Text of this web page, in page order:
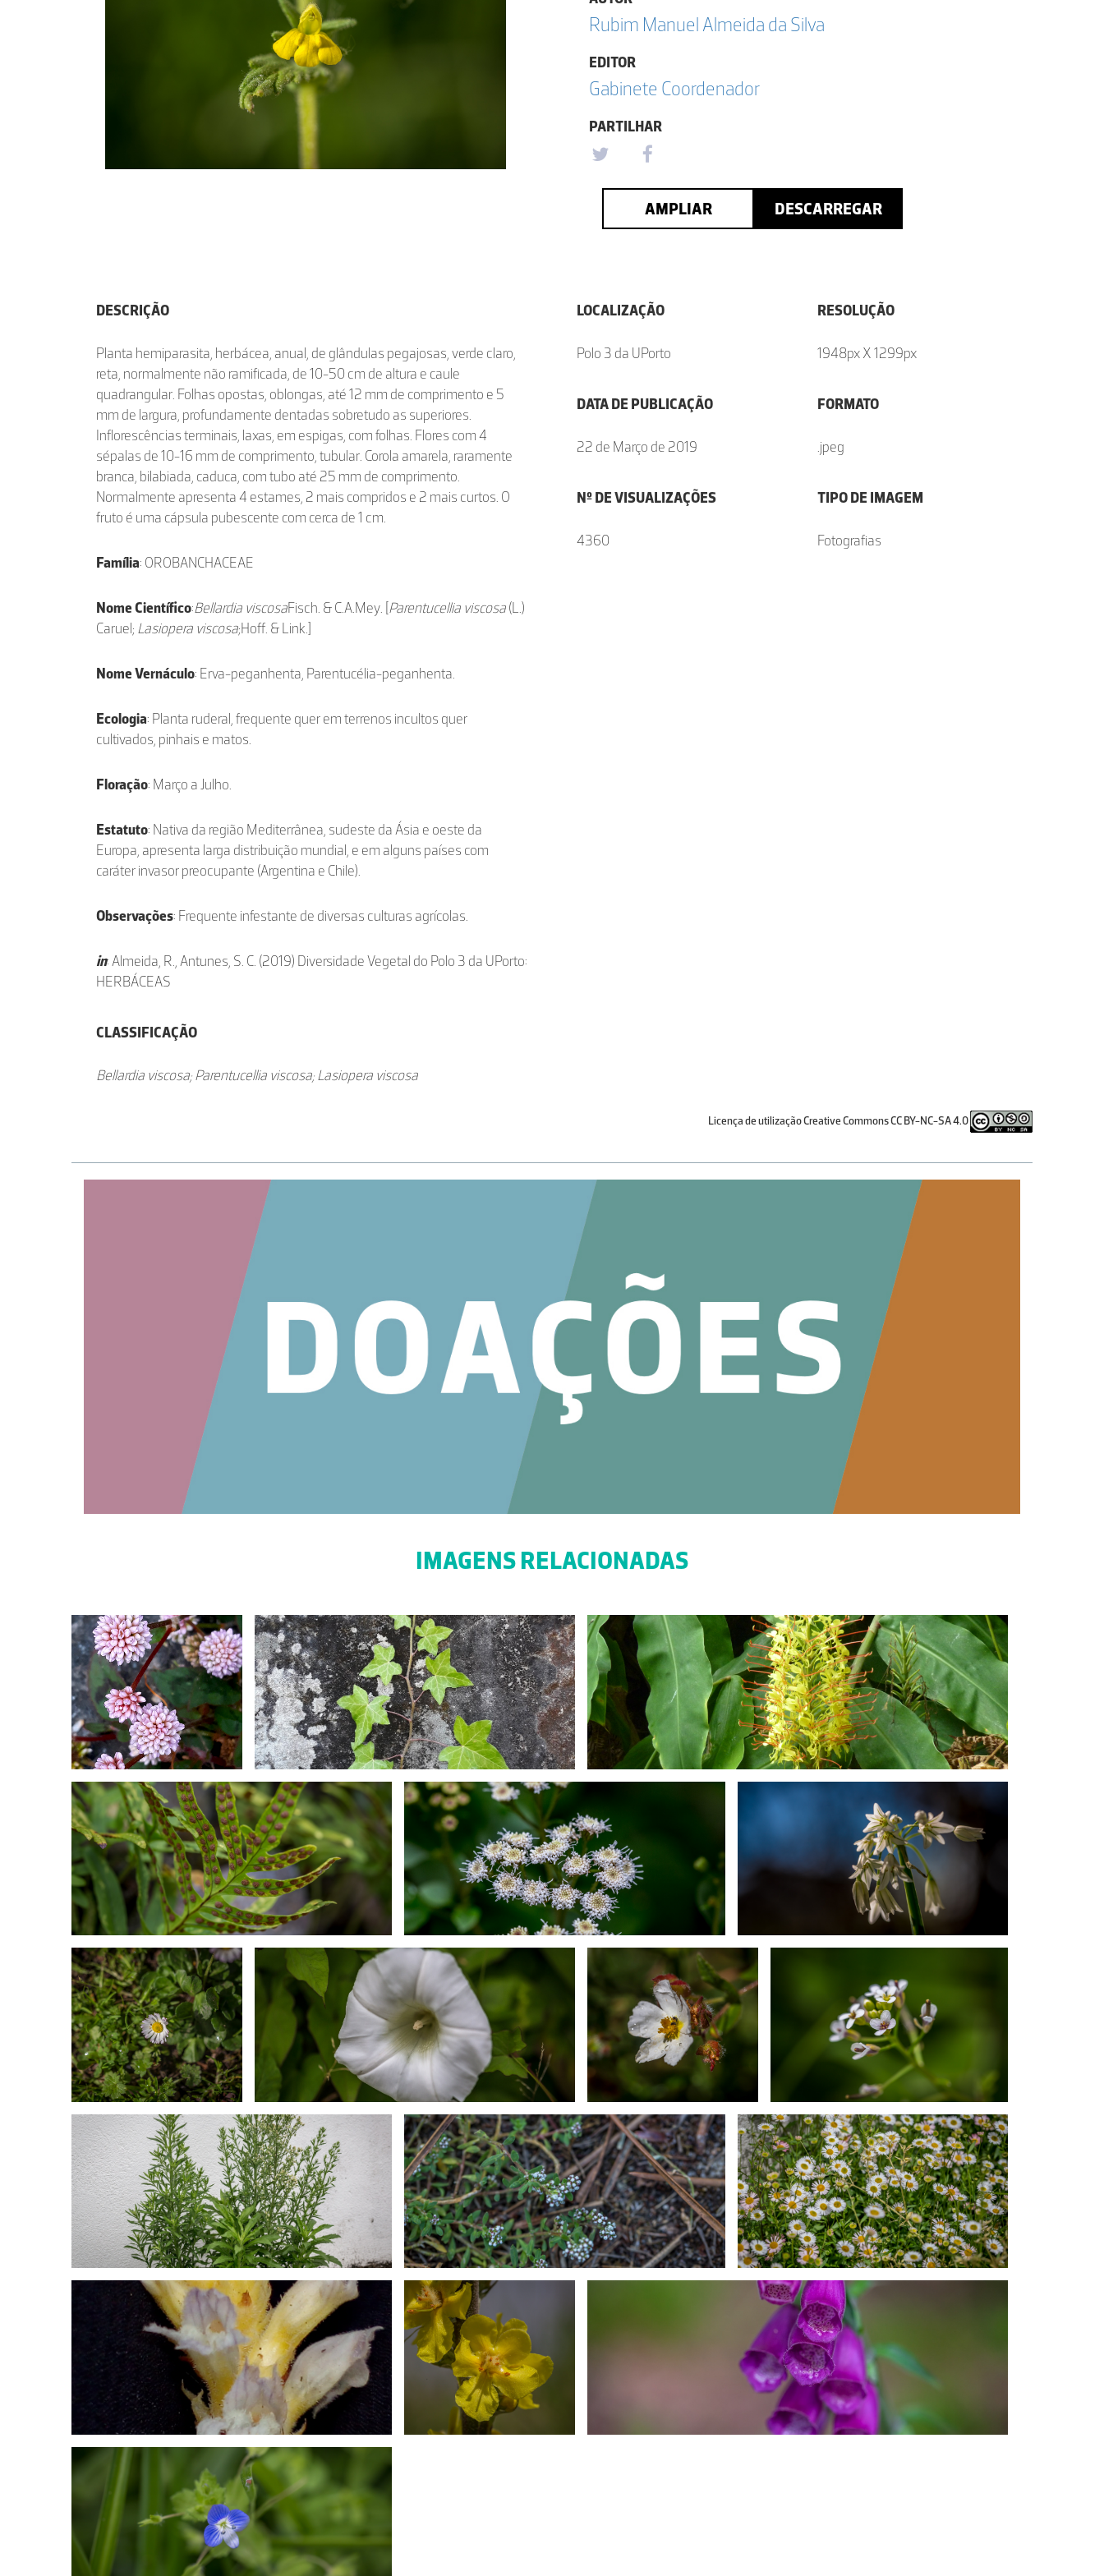
Rubim Manuel Almeida da Silva
EDITOR
Gabinete Coordenador
PARTILHAR
AMPLIAR DESCARREGAR
DESCRIÇÃO
Planta hemiparasita, herbácea, anual, de glândulas pegajosas, verde claro,
reta, normalmente não ramificada, de 10-50 cm de altura e caule
quadrangular. Folhas opostas, oblongas, até 12 mm de comprimento e 5
mm de largura, profundamente dentadas sobretudo as superiores.
Inflorescências terminais, laxas, em espigas, com folhas. Flores com 4
sépalas de 10-16 mm de comprimento, tubular. Corola amarela, raramente
branca, bilabiada, caduca, com tubo até 25 mm de comprimento.
Normalmente apresenta 4 estames, 2 mais compridos e 2 mais curtos. O
fruto é uma cápsula pubescente com cerca de 1 cm.
Família: OROBANCHACEAE
Nome Científico:Bellardia viscosaFisch. & C.A.Mey. [Parentucellia viscosa(L.)
Caruel; Lasiopera viscosa;Hoff. & Link.]
Nome Vernáculo: Erva-peganhenta, Parentucélia-peganhenta.
Ecologia: Planta ruderal, frequente quer em terrenos incultos quer
cultivados, pinhais e matos.
Floração: Março a Julho.
Estatuto: Nativa da região Mediterrânea, sudeste da Ásia e oeste da
Europa, apresenta larga distribuição mundial, e em alguns países com
caráter invasor preocupante (Argentina e Chile).
Observações: Frequente infestante de diversas culturas agrícolas.
in: Almeida, R., Antunes, S. C. (2019) Diversidade Vegetal do Polo 3 da UPorto:
HERBÁCEAS
CLASSIFICAÇÃO
Bellardia viscosa; Parentucellia viscosa; Lasiopera viscosa
LOCALIZAÇÃO
Polo 3 da UPorto
DATA DE PUBLICAÇÃO
22 de Março de 2019
Nº DE VISUALIZAÇÕES
4360
RESOLUÇÃO
1948px X 1299px
FORMATO
.jpeg
TIPO DE IMAGEM
Fotografias
Licença de utilização Creative Commons CC BY-NC-SA 4.0
IMAGENS RELACIONADAS